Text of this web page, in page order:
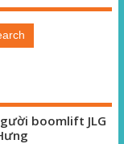
boomlift JLG